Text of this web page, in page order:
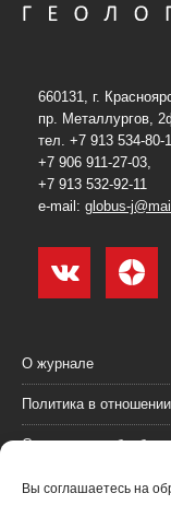
Вы соглашаетесь на
660131, г.
пр. Металлургов,
тел. +7 913 534-80-
+7 906 911-27-03,
+7 913 532-92-11
e-mail: globus-
О журнале
Политика в
Согласие на
Пользовательское